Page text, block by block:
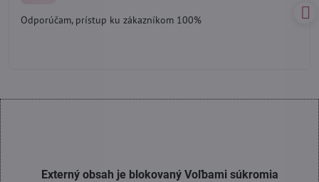
5
Odporúčam, prístup ku zákazníkom 100%
Externý obsah je blokovaný Voľbami súkromia